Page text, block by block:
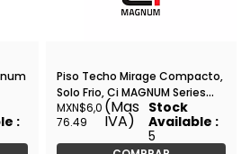
-
:
Piso Techo Mirage Compacto,
Solo Frio, Ci MAGNUM Series
EPF361V
MXN$6,0
76.49
(Mas
IVA)
Stock
Available :
5